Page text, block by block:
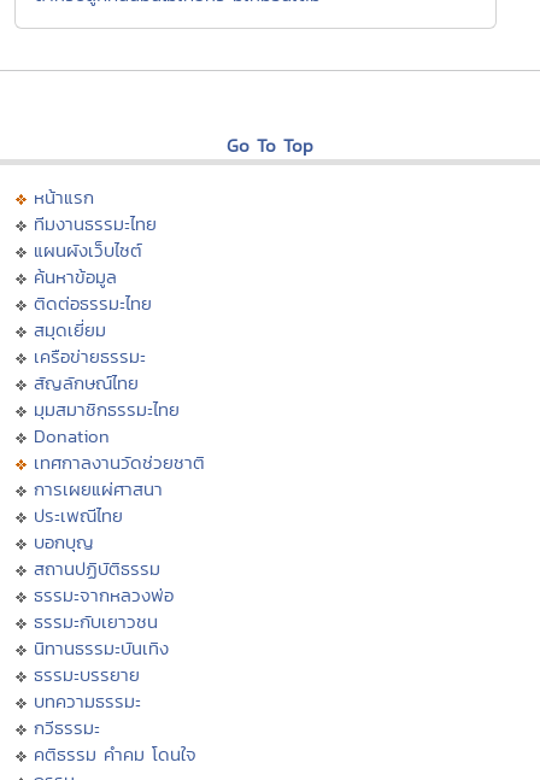
Go To Top
หน้าแรก
ทีมงานธรรมะไทย
แผนผังเว็บไซต์
ค้นหาข้อมูล
ติดต่อธรรมะไทย
สมุดเยี่ยม
เครือข่ายธรรมะ
สัญลักษณ์ไทย
มุมสมาชิกธรรมะไทย
Donation
เทศกาลงานวัดช่วยชาติ
การเผยแผ่ศาสนา
ประเพณีไทย
บอกบุญ
สถานปฏิบัติธรรม
ธรรมะจากหลวงพ่อ
ธรรมะกับเยาวชน
นิทานธรรมะบันเทิง
ธรรมะบรรยาย
บทความธรรมะ
กวีธรรมะ
คติธรรม คำคม โดนใจ